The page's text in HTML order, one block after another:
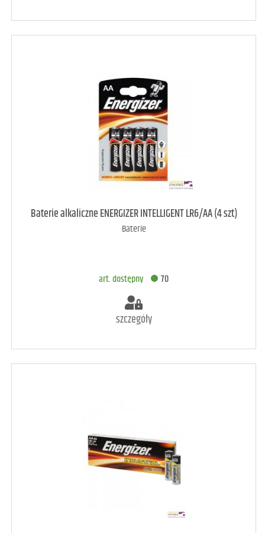
art. dostępny 117
Baterie alkaliczne ENERGIZER INTELLIGENT LR6/AA (4 szt)
Baterie
art. dostępny 70
szczegóły